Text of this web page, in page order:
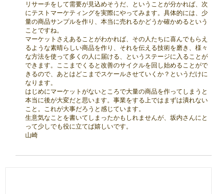
リサーチをして需要が見込めそうだ、ということが分かれば、次
にテストマーケティングを実際にやってみます。具体的には、少
量の商品サンプルを作り、本当に売れるかどうか確かめるという
ことですね。
マーケットさえあることがわかれば、その人たちに喜んでもらえ
るような素晴らしい商品を作り、それを伝える技術を磨き、様々
な方法を使って多くの人に届ける、というステージに入ることが
できます。ここまでくると改善のサイクルを回し始めることがで
きるので、あとはどこまでスケールさせていくか？というだけに
なります。
はじめにマーケットがないところで大量の商品を作ってしまうと
本当に後が大変だと思います。事業をする上ではまずは潰れない
こと。これが大事だろうと感じています。
生意気なことを書いてしまったかもしれませんが、坂内さんにと
って少しでも役に立てば嬉しいです。
山崎